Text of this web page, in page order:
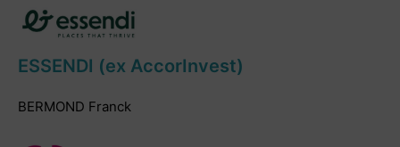
ESSENDI (ex AccorInvest)
BERMOND Franck